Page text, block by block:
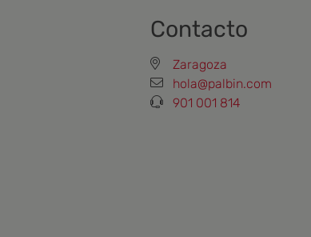
Contacto
Zaragoza
hola@palbin.com
901 001 814